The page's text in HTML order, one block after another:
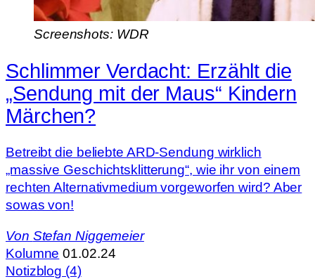
Screenshots: WDR
Schlimmer Verdacht: Erzählt die
„Sendung mit der Maus“ Kindern
Märchen?
Betreibt die beliebte ARD-Sendung wirklich
„massive Geschichtsklitterung“, wie ihr von einem
rechten Alternativmedium vorgeworfen wird? Aber
sowas von!
Von Stefan Niggemeier
Kolumne 01.02.24
Notizblog (4)